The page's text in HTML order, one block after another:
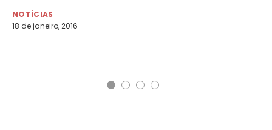
NOTÍCIAS
18 de janeiro, 2016